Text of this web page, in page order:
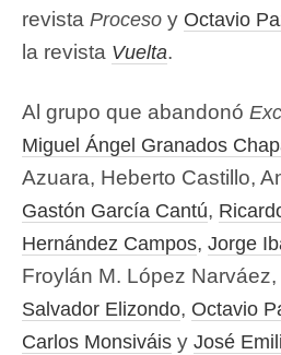
revista Proceso y Octavio
la revista Vuelta.
Al grupo que abandonó
Miguel Ángel Granados
Azuara, Heberto Castillo,
Gastón García Cantú,
Hernández Campos, Jorge
Froylán M. López Narváez,
Salvador Elizondo, Octavio
Carlos Monsiváis y José